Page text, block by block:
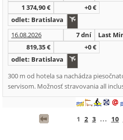
1 374,90 €
+0 €
odlet: Bratislava
16.08.2026
7 dní
Last
819,35 €
+0 €
odlet: Bratislava
300 m od hotela sa nachádza
servisom. Možnosť stravovania all
1 2 3 ... 10